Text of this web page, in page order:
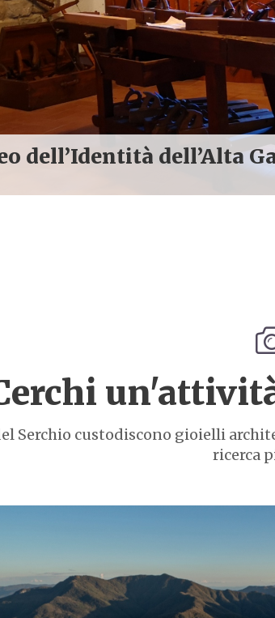
dell’Identità dell’Alta
Serchio custodiscono gioielli
ricerca